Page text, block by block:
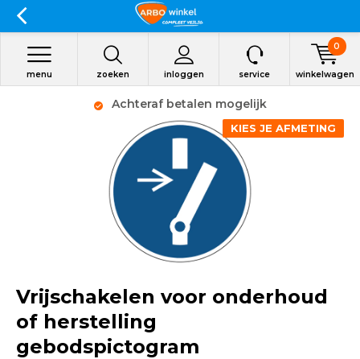
zoeken inloggen
menu service winkelwagen
0
Achteraf betalen mogelijk
KIES JE AFMETING
Vrijschakelen voor onderhoud
of herstelling
gebodspictogram